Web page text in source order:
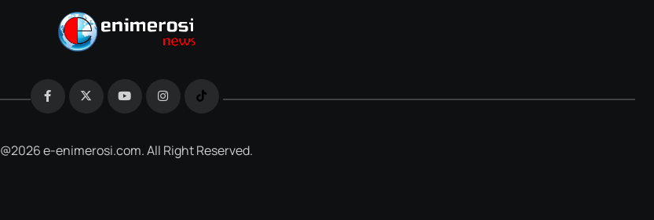
@2026 e-enimerosi.com. All Right Reserved.